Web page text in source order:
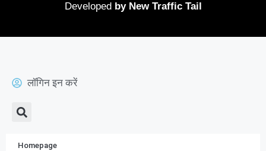
Developed by New Traffic Tail
लॉगिन इन करें
Homepage